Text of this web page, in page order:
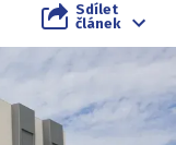
Sdílet
článek